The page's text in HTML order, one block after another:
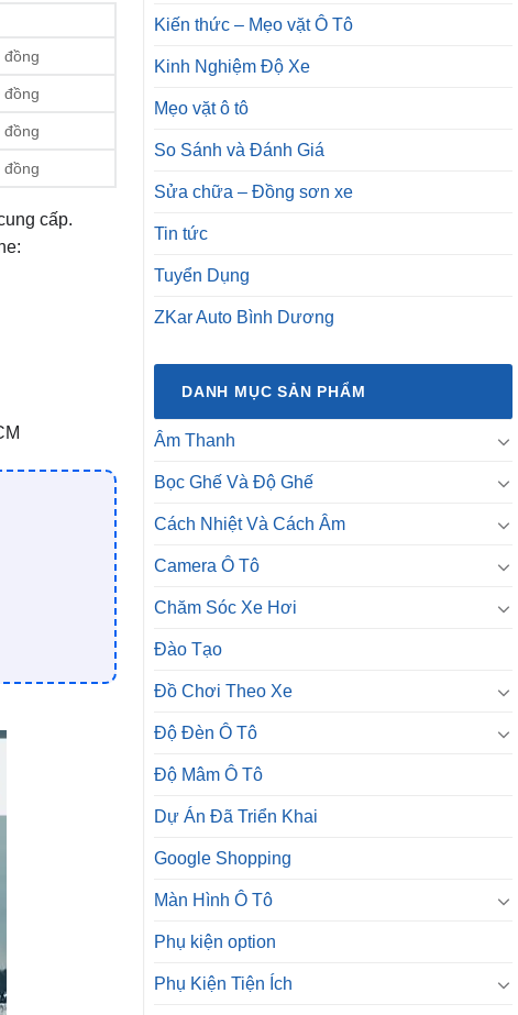
đồng
đồng
đồng
đồng
cấp.
Kiến thức – Mẹo vặt Ô Tô
Kinh Nghiệm Độ Xe
Mẹo vặt ô tô
So Sánh và Đánh Giá
Sửa chữa – Đồng sơn xe
Tin tức
Tuyển Dụng
ZKar Auto Bình Dương
DANH MỤC SẢN PHẨM
Âm Thanh
Bọc Ghế Và Độ Ghế
Cách Nhiệt Và Cách Âm
Camera Ô Tô
Chăm Sóc Xe Hơi
Đào Tạo
Đồ Chơi Theo Xe
Độ Đèn Ô Tô
Độ Mâm Ô Tô
Dự Án Đã Triển Khai
Google Shopping
Màn Hình Ô Tô
Phụ kiện option
Phụ Kiện Tiện Ích